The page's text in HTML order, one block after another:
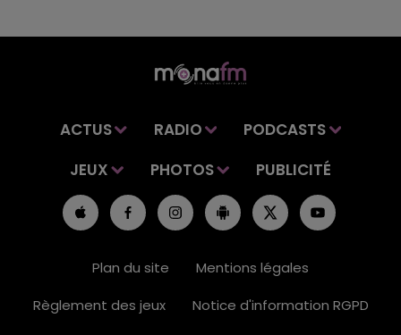
ACTUS RADIO
PODCASTS
JEUX
PHOTOS PUBLICITÉ
Plan du site
Mentions légales
Règlement des jeux
Notice d'information RGPD